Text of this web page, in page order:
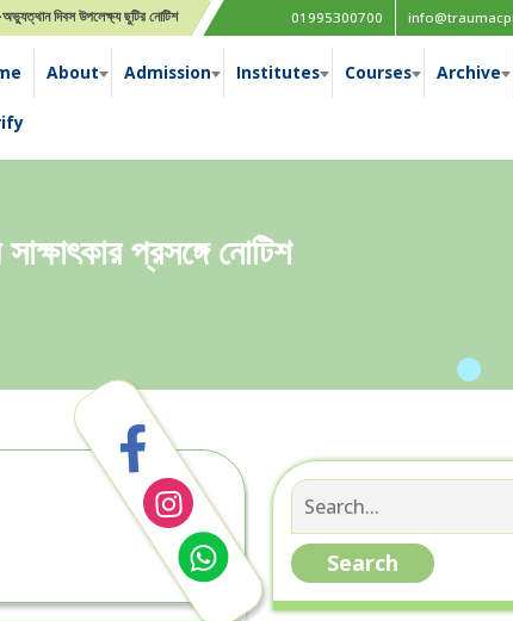
উপলেক্ষ্য ছুটির নোটিশ 01995300700
About Admission Institutes Courses Archive
প্রসঙ্গে নোটিশ